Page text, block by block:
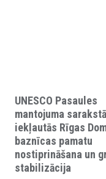
UNESCO Pasaules
mantojuma sarakstā
iekļautās Rīgas
baznīcas pamatu
nostiprināšana un
stabilizācija